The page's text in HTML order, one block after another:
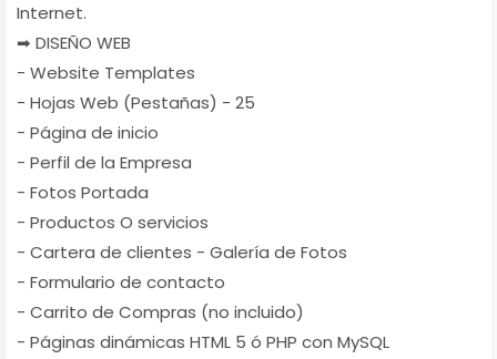
Internet.
➡ DISEÑO WEB
- Website Templates
- Hojas Web (Pestañas) - 25
- Página de inicio
- Perfil de la Empresa
- Fotos Portada
- Productos O servicios
- Cartera de clientes - Galería de Fotos
- Formulario de contacto
- Carrito de Compras (no incluido)
- Páginas dinámicas HTML 5 ó PHP con MySQL